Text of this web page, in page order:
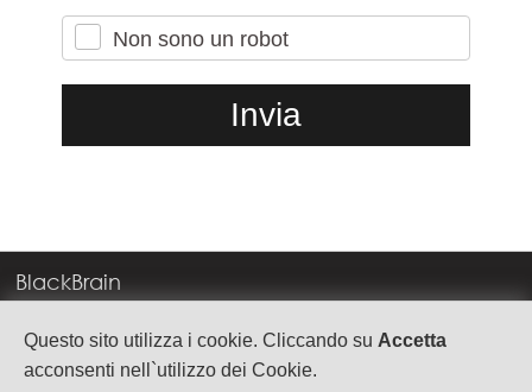
Questo sito utilizza i cookie. Cliccando su Accetta
acconsenti nell`utilizzo dei Cookie.
Non sono un robot
BlackBrain
Corso Milano, 83
37138 Verona